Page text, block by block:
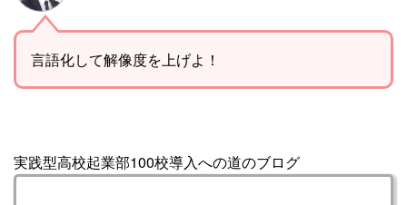
言語化して解像度を上げよ！
実践型高校起業部100校導入への道のブログ